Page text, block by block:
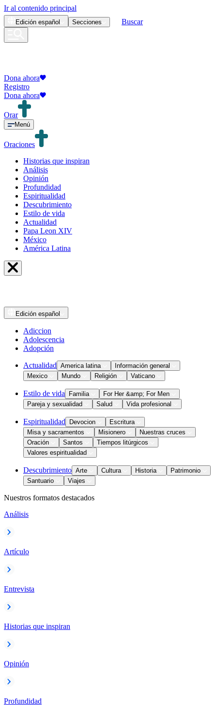
Ir al contenido principal
Edición español Secciones Buscar
Dona ahora
Registro
Dona ahora
Orar
Menú
Oraciones
Historias que inspiran
Análisis
Opinión
Profundidad
Espiritualidad
Descubrimiento
Estilo de vida
Actualidad
Papa Leon XIV
México
América Latina
Edición español
Adiccion
Adolescencia
Adopción
Actualidad America latina
Información general
Mexico
Mundo Religión Vaticano
Estilo de vida Familia
For Her &amp; For Men
Pareja y sexualidad
Salud Vida profesional
Espiritualidad Devocion
Escritura
Misa y sacramentos
Misionero
Nuestras cruces
Oración
Santos
Tiempos litúrgicos
Valores espiritualidad
Descubrimiento Arte Cultura Historia
Patrimonio
Santuario
Viajes
Nuestros formatos destacados
Análisis
Artículo
Entrevista
Historias que inspiran
Opinión
Profundidad